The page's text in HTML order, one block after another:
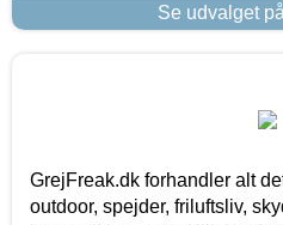
Se udvalget
GrejFreak.dk forhandler alt
outdoor, spejder, friluftsliv,